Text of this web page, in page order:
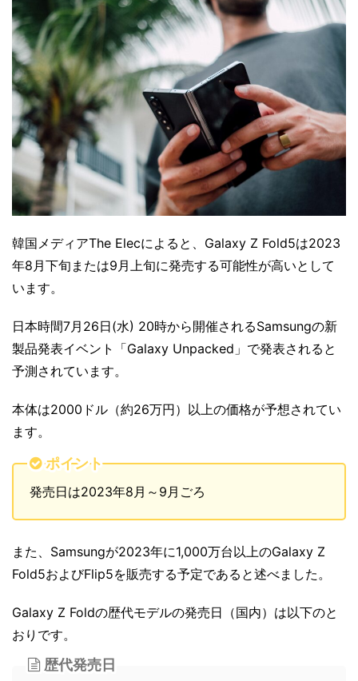
韓国メディアThe Elecによると、Galaxy Z Fold5は2023
年8月下旬または9月上旬に発売する可能性が高いとして
います。
日本時間7月26日(水) 20時から開催されるSamsungの新
製品発表イベント「Galaxy Unpacked」で発表されると
予測されています。
本体は2000ドル（約26万円）以上の価格が予想されてい
ます。
ポイント
発売日は2023年8月～9月ごろ
また、Samsungが2023年に1,000万台以上のGalaxy Z
Fold5およびFlip5を販売する予定であると述べました。
Galaxy Z Foldの歴代モデルの発売日（国内）は以下のと
おりです。
歴代発売日